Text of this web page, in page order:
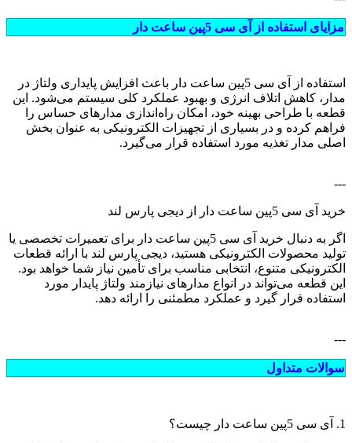
مزایای استفاده از آی سی 5پین ساعت دار
استفاده از آی سی 5پین ساعت دار باعث افزایش پایداری ولتاژ در
مدار، کاهش اتلاف انرژی و بهبود عملکرد کلی سیستم می‌شود. این
قطعه با طراحی بهینه خود، امکان راه‌اندازی مدارهای حساس را
فراهم کرده و در بسیاری از تجهیزات الکترونیکی به عنوان بخش
اصلی مدار تغذیه مورد استفاده قرار می‌گیرد.
---
خرید آی سی 5پین ساعت دار از دیجی پارس لند
اگر به دنبال خرید آی سی 5پین ساعت دار برای تعمیرات تخصصی یا
تولید محصولات الکترونیکی هستید، دیجی پارس لند با ارائه قطعات
الکترونیکی متنوع، انتخابی مناسب برای تأمین نیاز شما خواهد بود.
این قطعه می‌تواند در انواع مدارهای نیازمند ولتاژ پایدار مورد
استفاده قرار گیرد و عملکرد مطمئنی را ارائه دهد.
---
سوالات متداول
1. آی سی 5پین ساعت دار چیست؟